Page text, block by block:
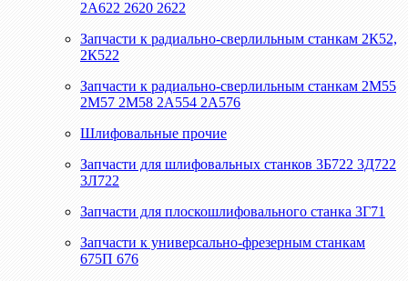
2А622 2620 2622
Запчасти к радиально-сверлильным станкам 2К52,
2К522
Запчасти к радиально-сверлильным станкам 2М55
2М57 2М58 2А554 2А576
Шлифовальные прочие
Запчасти для шлифовальных станков 3Б722 3Д722
3Л722
Запчасти для плоскошлифовального станка 3Г71
Запчасти к универсально-фрезерным станкам
675П 676